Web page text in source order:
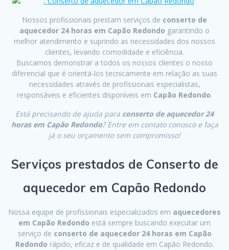
Nossos profissionais prestam serviços de conserto de
aquecedor 24 horas em Capão Redondo garantindo o
melhor atendimento e suprindo as necessidades dos nossos
clientes, levando comodidade e eficiência.
Buscamos demonstrar a todos os nossos clientes o nosso
diferencial que é orientá-los tecnicamente em relação as suas
necessidades através de profissionais especialistas,
responsáveis e eficientes disponíveis em Capão Redondo.
Está precisando de ajuda para conserto de aquecedor 24
horas em Capão Redondo? Entre em contato conosco e faça
já o seu orçamento sem compromisso!
Serviços prestados de Conserto de
aquecedor em Capão Redondo
Nossa equipe de profissionais especializados em aquecedores
em Capão Redondo está sempre buscando executar um
serviço de conserto de aquecedor 24 horas em Capão
Redondo rápido, eficaz e de qualidade em Capão Redondo.